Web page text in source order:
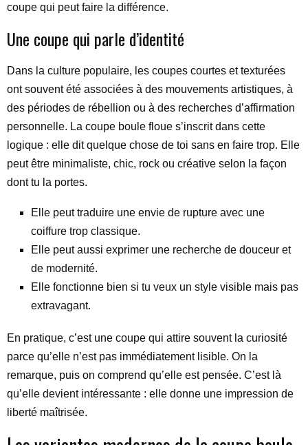
coupe qui peut faire la différence.
Une coupe qui parle d’identité
Dans la culture populaire, les coupes courtes et texturées
ont souvent été associées à des mouvements artistiques, à
des périodes de rébellion ou à des recherches d’affirmation
personnelle. La coupe boule floue s’inscrit dans cette
logique : elle dit quelque chose de toi sans en faire trop. Elle
peut être minimaliste, chic, rock ou créative selon la façon
dont tu la portes.
Elle peut traduire une envie de rupture avec une
coiffure trop classique.
Elle peut aussi exprimer une recherche de douceur et
de modernité.
Elle fonctionne bien si tu veux un style visible mais pas
extravagant.
En pratique, c’est une coupe qui attire souvent la curiosité
parce qu’elle n’est pas immédiatement lisible. On la
remarque, puis on comprend qu’elle est pensée. C’est là
qu’elle devient intéressante : elle donne une impression de
liberté maîtrisée.